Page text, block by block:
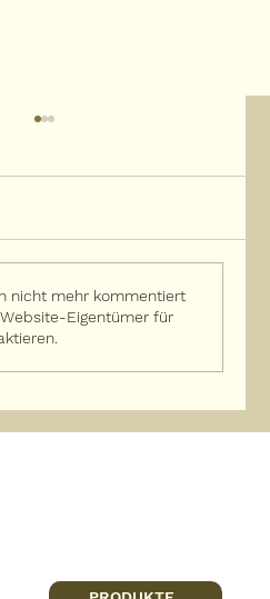
oder religionsfern
nicht mehr kommentiert
Eigentümer für